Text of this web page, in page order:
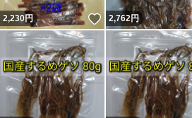
2,230円 いいね！
2,762円